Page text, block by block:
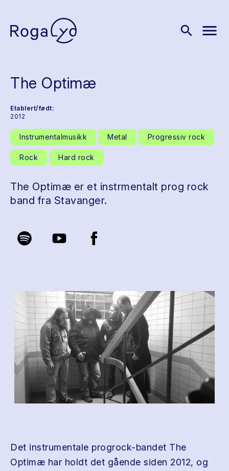
search menu
The Optimæ
Etablert/født:
2012
Instrumentalmusikk Metal Progressiv rock
Rock Hard rock
The Optimæ er et instrmentalt prog rock
band fra Stavanger.
Det instrumentale progrock-bandet The
Optimæ har holdt det gående siden 2012, og